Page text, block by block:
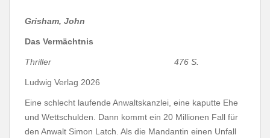
Grisham, John
Das Vermächtnis
Thriller 476 S.
Ludwig Verlag 2026
Eine schlecht laufende Anwaltskanzlei, eine kaputte Ehe
und Wettschulden. Dann kommt ein 20 Millionen Fall für
den Anwalt Simon Latch. Als die Mandantin einen Unfall